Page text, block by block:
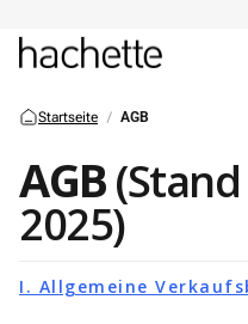
Startseite AGB
AGB
2025)
I. Allgemeine